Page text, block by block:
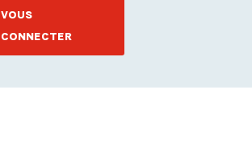
VOUS
CONNECTER